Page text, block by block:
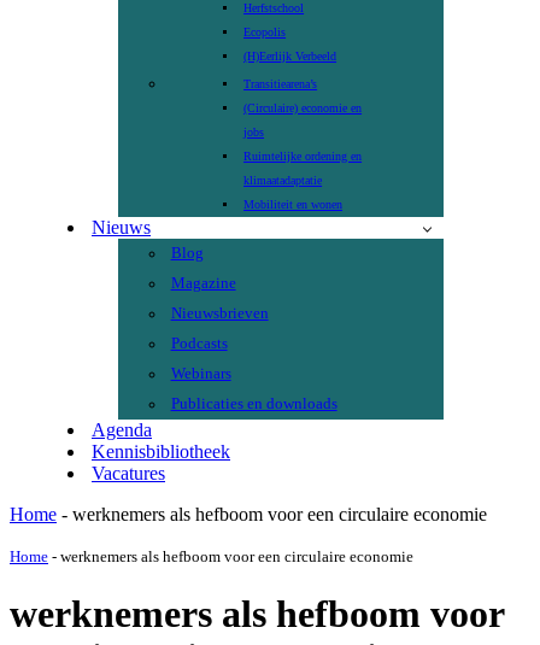
Herfstschool
Ecopolis
(H)Eerlijk Verbeeld
Transitiearena’s
(Circulaire) economie en
jobs
Ruimtelijke ordening en
klimaatadaptatie
Mobiliteit en wonen
Nieuws
Blog
Magazine
Nieuwsbrieven
Podcasts
Webinars
Publicaties en downloads
Agenda
Kennisbibliotheek
Vacatures
Home - werknemers als hefboom voor een circulaire economie
Home - werknemers als hefboom voor een circulaire economie
werknemers als hefboom voor